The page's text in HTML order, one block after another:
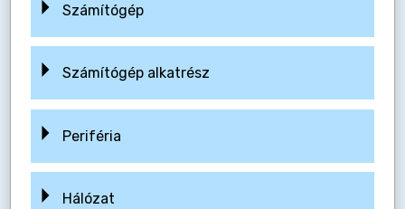
Számítógép
Számítógép alkatrész
Periféria
Hálózat